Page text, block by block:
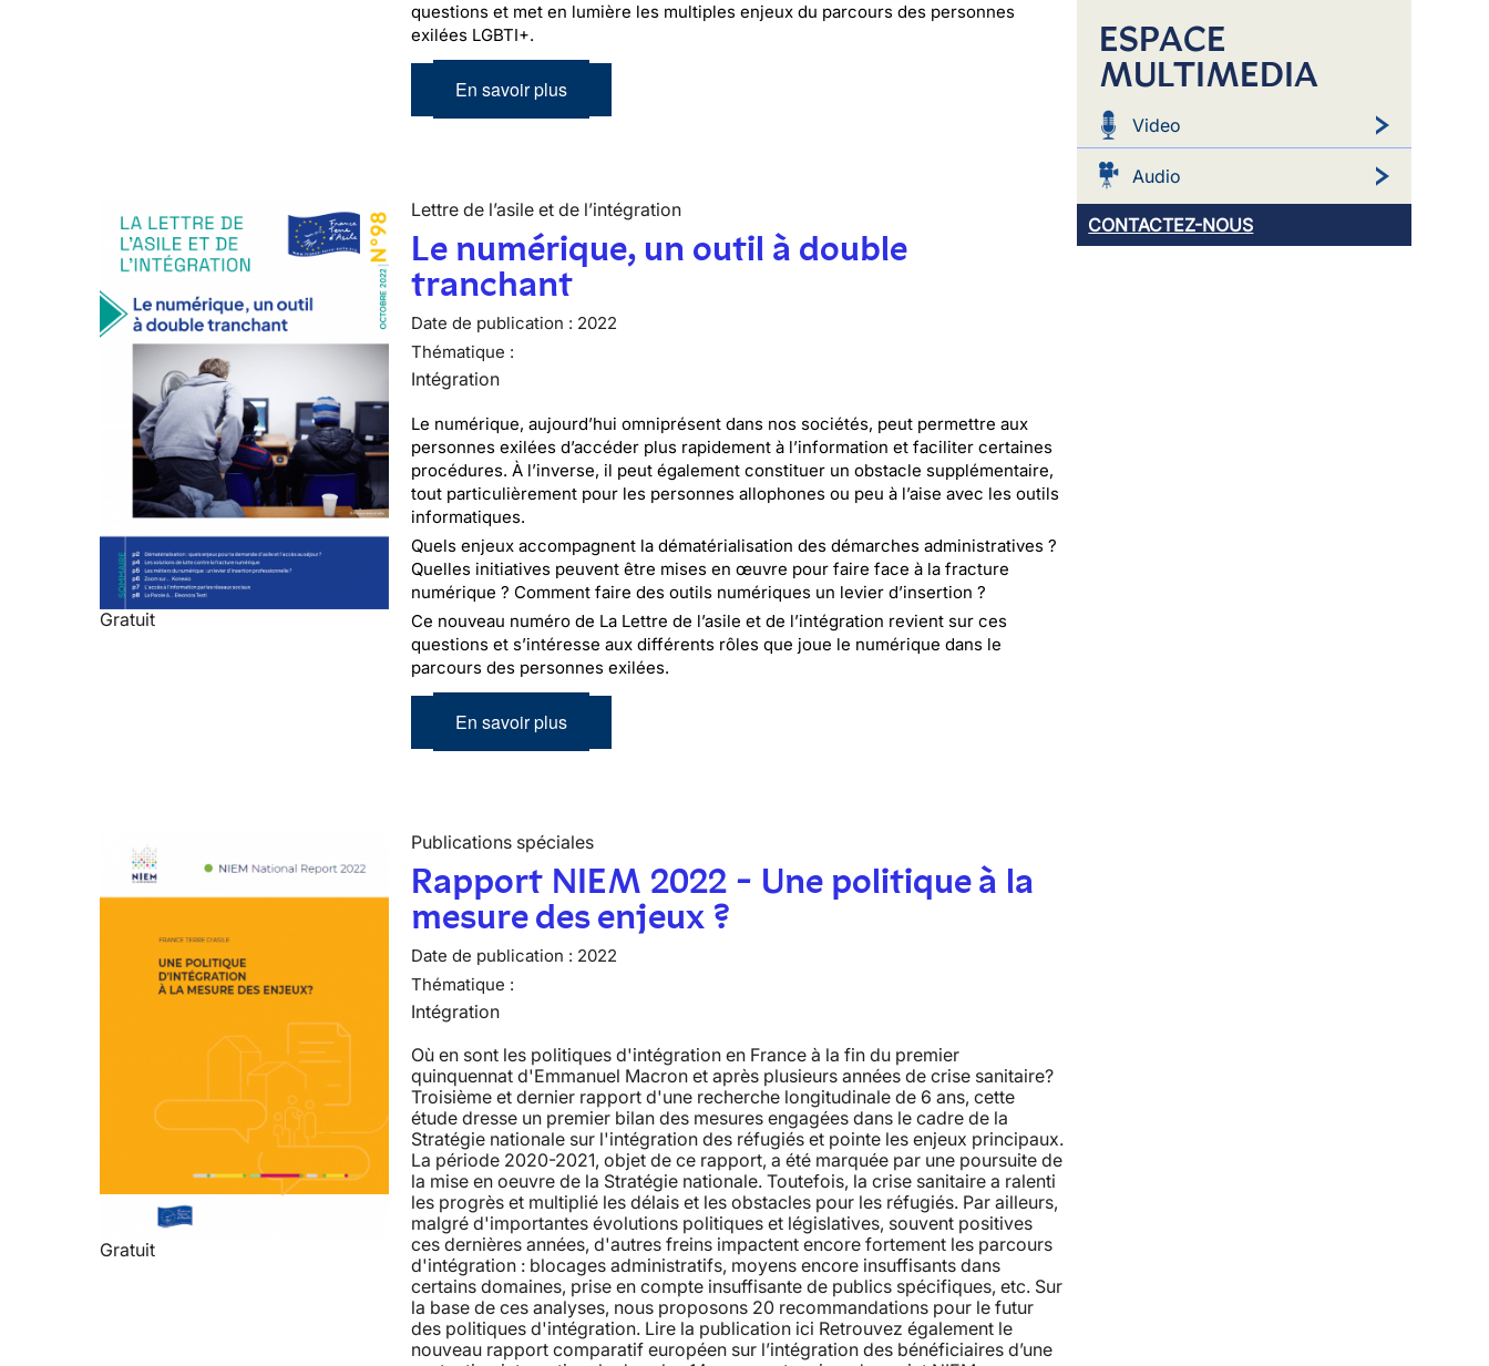
questions et met en lumière les multiples enjeux du parcours des personnes
exilées LGBTI+.
En savoir plus
Gratuit
Lettre de l’asile et de l’intégration
Le numérique, un outil à double
tranchant
Date de publication : 2022
Thématique :
Intégration
Le numérique, aujourd’hui omniprésent dans nos sociétés, peut permettre aux
personnes exilées d’accéder plus rapidement à l’information et faciliter certaines
procédures. À l’inverse, il peut également constituer un obstacle supplémentaire,
tout particulièrement pour les personnes allophones ou peu à l’aise avec les outils
informatiques.
Quels enjeux accompagnent la dématérialisation des démarches administratives ?
Quelles initiatives peuvent être mises en œuvre pour faire face à la fracture
numérique ? Comment faire des outils numériques un levier d’insertion ?
Ce nouveau numéro de La Lettre de l’asile et de l’intégration revient sur ces
questions et s’intéresse aux différents rôles que joue le numérique dans le
parcours des personnes exilées.
En savoir plus
Gratuit
Publications spéciales
Rapport NIEM 2022 - Une politique à la
mesure des enjeux ?
Date de publication : 2022
Thématique :
Intégration
Où en sont les politiques d'intégration en France à la fin du premier
quinquennat d'Emmanuel Macron et après plusieurs années de crise sanitaire?
Troisième et dernier rapport d'une recherche longitudinale de 6 ans, cette
étude dresse un premier bilan des mesures engagées dans le cadre de la
Stratégie nationale sur l'intégration des réfugiés et pointe les enjeux principaux.
La période 2020-2021, objet de ce rapport, a été marquée par une poursuite de
la mise en oeuvre de la Stratégie nationale. Toutefois, la crise sanitaire a ralenti
les progrès et multiplié les délais et les obstacles pour les réfugiés. Par ailleurs,
malgré d'importantes évolutions politiques et législatives, souvent positives
ces dernières années, d'autres freins impactent encore fortement les parcours
d'intégration : blocages administratifs, moyens encore insuffisants dans
certains domaines, prise en compte insuffisante de publics spécifiques, etc. Sur
la base de ces analyses, nous proposons 20 recommandations pour le futur
des politiques d'intégration. Lire la publication ici Retrouvez également le
nouveau rapport comparatif européen sur l’intégration des bénéficiaires d’une
ESPACE
MULTIMEDIA
Video
Audio
CONTACTEZ-NOUS